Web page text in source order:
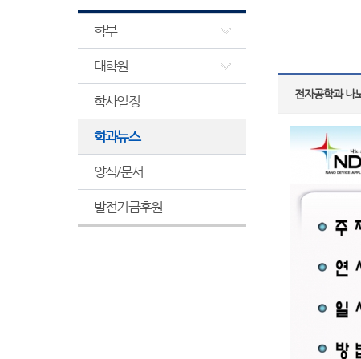
학부
대학원
학사일정
학과뉴스
양식/문서
발전기금후원
전자공학과 나